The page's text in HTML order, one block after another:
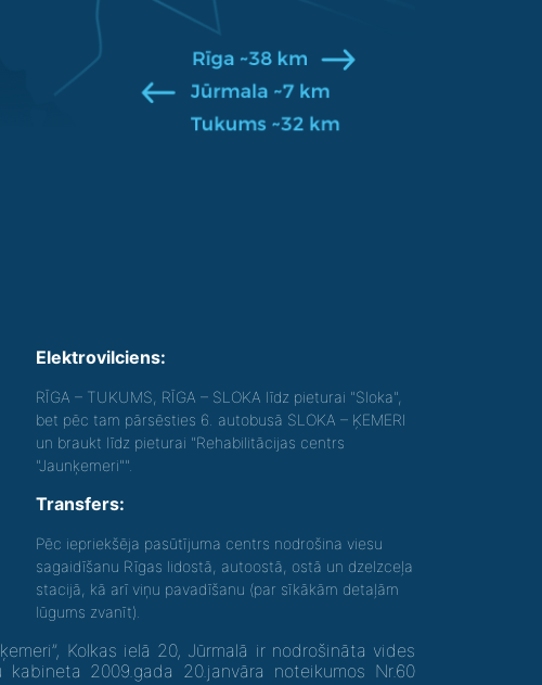
Elektrovilciens:
RĪGA – TUKUMS, RĪGA – SLOKA līdz pieturai "Sloka",
bet pēc tam pārsēsties 6. autobusā SLOKA – ĶEMERI
un braukt līdz pieturai "Rehabilitācijas centrs
"Jaunķemeri"".
Transfers:
Pēc iepriekšēja pasūtījuma centrs nodrošina viesu
sagaidīšanu Rīgas lidostā, autoostā, ostā un dzelzceļa
stacijā, kā arī viņu pavadīšanu (par sīkākām detaļām
lūgums zvanīt).
Kolkas ielā 20, Jūrmalā ir nodrošināta vides
2009.gada 20.janvāra noteikumos Nr.60